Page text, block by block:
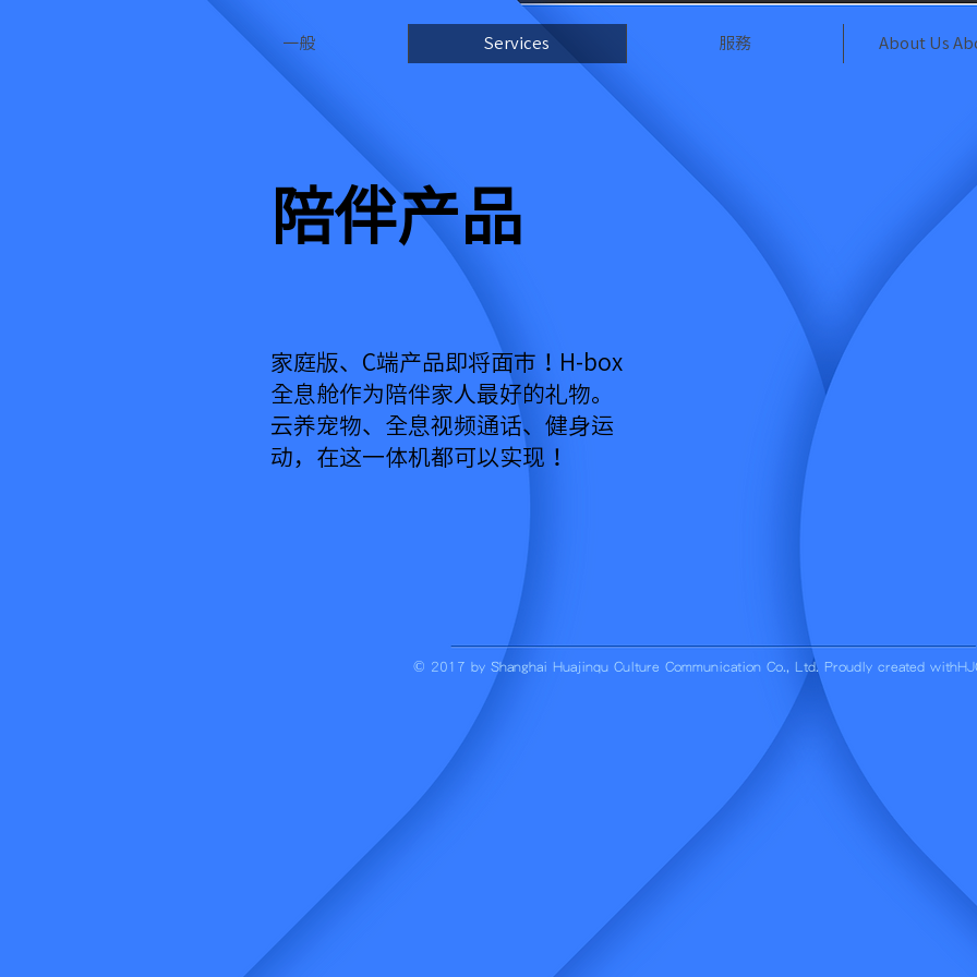
一般 Services 服務 About Us
陪伴产品
家庭版、C端产品即将面市！H-box
全息舱作为陪伴家人最好的礼物。
云养宠物、全息视频通话、健身运
动，在这一体机都可以实现！
© 2017 by Shanghai Huajinqu Culture Communication Co., Ltd. Proudly created with